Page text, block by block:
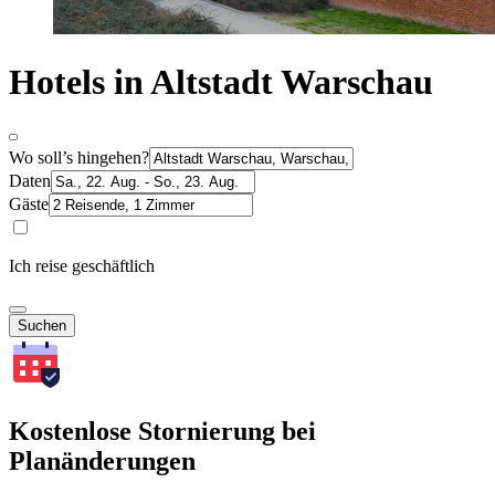
Hotels in Altstadt Warschau
Wo soll’s hingehen?
Daten
Gäste
Ich reise geschäftlich
Suchen
Kostenlose Stornierung bei
Planänderungen